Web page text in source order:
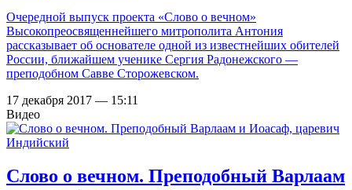
Очередной выпуск проекта «Слово о вечном»
Высокопреосвященнейшего митрополита Антония
рассказывает об основателе одной из известнейших обителей
России, ближайшем ученике Сергия Радонежского —
преподобном Савве Сторожевском.
17 декабря 2017 — 15:11
Видео
Слово о вечном. Преподобный Варлаам